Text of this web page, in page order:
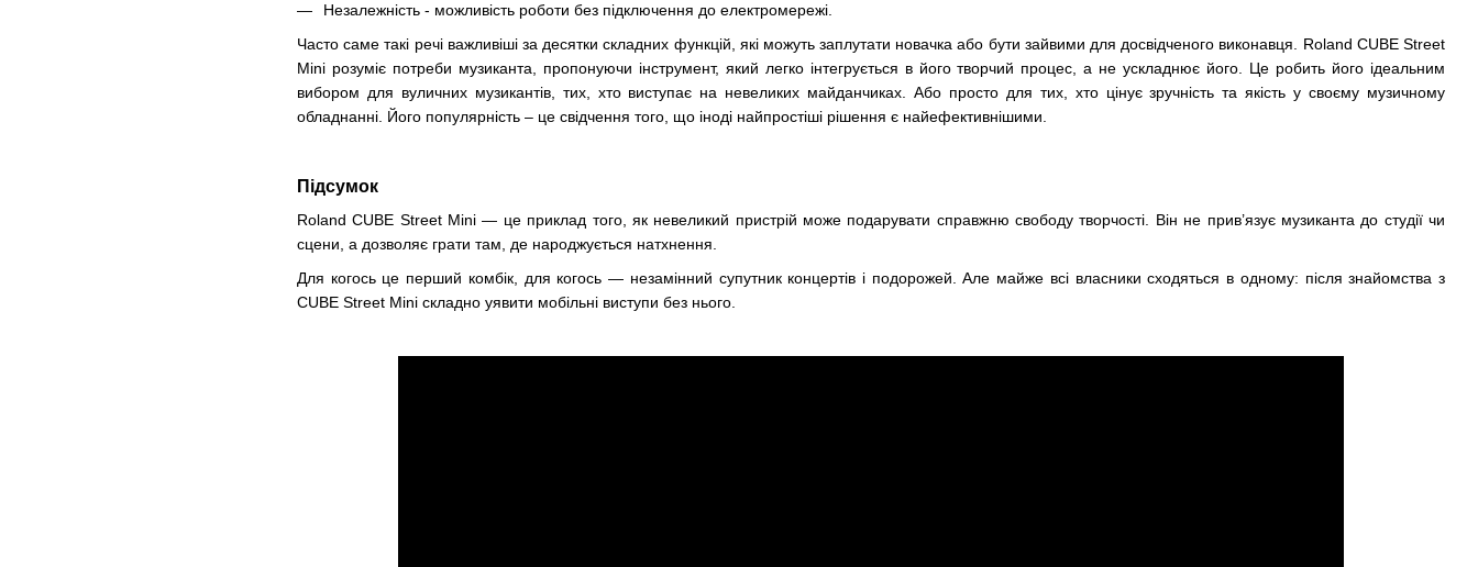
Незалежність - можливість роботи без підключення до електромережі.
Часто саме такі речі важливіші за десятки складних функцій, які можуть заплутати новачка або бути зайвими для досвідченого виконавця. Roland CUBE Street
Mini розуміє потреби музиканта, пропонуючи інструмент, який легко інтегрується в його творчий процес, а не ускладнює його. Це робить його ідеальним
вибором для вуличних музикантів, тих, хто виступає на невеликих майданчиках. Або просто для тих, хто цінує зручність та якість у своєму музичному
обладнанні. Його популярність – це свідчення того, що іноді найпростіші рішення є найефективнішими.
Підсумок
Roland CUBE Street Mini — це приклад того, як невеликий пристрій може подарувати справжню свободу творчості. Він не прив’язує музиканта до студії чи
сцени, а дозволяє грати там, де народжується натхнення.
Для когось це перший комбік, для когось — незамінний супутник концертів і подорожей. Але майже всі власники сходяться в одному: після знайомства з
CUBE Street Mini складно уявити мобільні виступи без нього.